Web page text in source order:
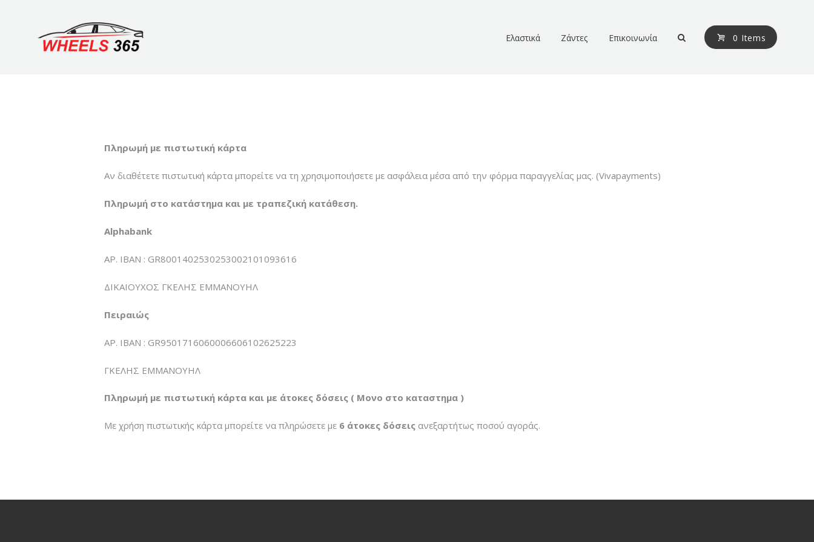
Ελαστικά Ζάντες Επικοινωνία 0 Items
Πληρωμή με πιστωτική κάρτα
Αν διαθέτετε πιστωτική κάρτα μπορείτε να τη χρησιμοποιήσετε με ασφάλεια μέσα από την φόρμα παραγγελίας μας. (Vivapayments)
Πληρωμή στο κατάστημα και με τραπεζική κατάθεση.
Alphabank
ΑΡ. IBAN : GR8001402530253002101093616
ΔΙΚΑΙΟΥΧΟΣ ΓΚΕΛΗΣ ΕΜΜΑΝΟΥΗΛ
Πειραιώς
ΑΡ. IBAN : GR9501716060006606102625223
ΓΚΕΛΗΣ ΕΜΜΑΝΟΥΗΛ
Πληρωμή με πιστωτική κάρτα και με άτοκες δόσεις ( Μονο στο καταστημα )
Με χρήση πιστωτικής κάρτα μπορείτε να πληρώσετε με 6 άτοκες δόσεις ανεξαρτήτως ποσού αγοράς.